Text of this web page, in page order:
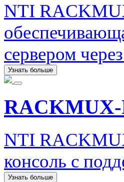
NTI
сервером
Узнать больше
RACKMUX-
NTI
консоль с
Узнать больше